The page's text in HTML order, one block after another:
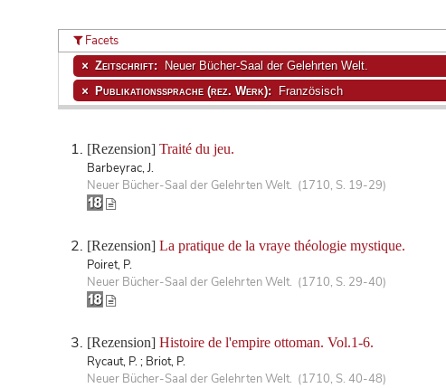
[Rezension] Traité du jeu.
Barbeyrac, J.
Neuer Bücher-Saal der Gelehrten Welt. (1710, S. 19-29)
[Rezension] La pratique de la vraye théologie mystique.
Poiret, P.
Neuer Bücher-Saal der Gelehrten Welt. (1710, S. 29-40)
[Rezension] Histoire de l'empire ottoman. Vol.1-6.
Rycaut, P. ; Briot, P.
Neuer Bücher-Saal der Gelehrten Welt. (1710, S. 40-48)
Facets
Zeitschrift: Neuer Bücher-Saal der Gelehrten Welt.
Publikationssprache (rez. Werk): Französisch